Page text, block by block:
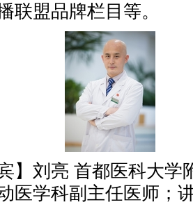
联盟品牌栏目等。
刘亮 首都医科大学
医学科副主任医师；